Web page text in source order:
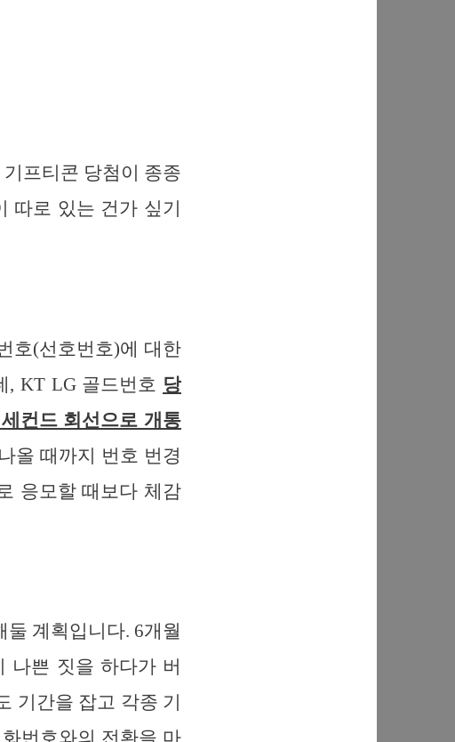
프티콘 당첨이 종종
따로 있는 건가 싶기
호(선호번호)에 대한
, KT LG 골드번호 당
컨드 회선으로 개통
올 때까지 번호 번경
응모할 때보다 체감
계획입니다. 6개월
나쁜 짓을 하다가 버
기간을 잡고 각종 기